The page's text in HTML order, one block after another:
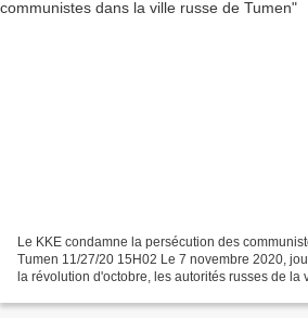
Le KKE condamne la persécution des
Tumen 11/27/20 15H02 Le 7 novembre 2020,
la révolution d'octobre, les autorités russes de la